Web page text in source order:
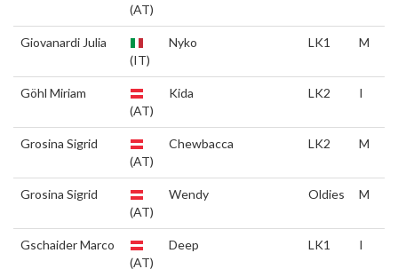
(AT)
Giovanardi Julia
(IT)
Nyko LK1 M
Göhl Miriam
(AT)
Kida LK2 I
Grosina Sigrid
(AT)
Chewbacca LK2 M
Grosina Sigrid
(AT)
Wendy Oldies M
Gschaider Marco
(AT)
Deep LK1 I